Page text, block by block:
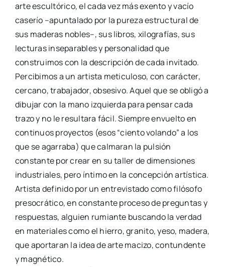
arte escultórico, el cada vez más exento y vacío
caserío –apuntalado por la pureza estructural de
sus maderas nobles–, sus libros, xilografías, sus
lecturas inseparables y personalidad que
construimos con la descripción de cada invitado.
Percibimos a un artista meticuloso, con carácter,
cercano, trabajador, obsesivo. Aquel que se obligó a
dibujar con la mano izquierda para pensar cada
trazo y no le resultara fácil. Siempre envuelto en
continuos proyectos (esos “ciento volando” a los
que se agarraba) que calmaran la pulsión
constante por crear en su taller de dimensiones
industriales, pero íntimo en la concepción artística.
Artista definido por un entrevistado como filósofo
presocrático, en constante proceso de preguntas y
respuestas, alguien rumiante buscando la verdad
en materiales como el hierro, granito, yeso, madera,
que aportaran la idea de arte macizo, contundente
y magnético.